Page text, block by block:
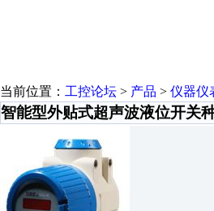
当前位置： 工控论坛 > 产品 > 仪器仪
智能型外贴式超声波液位开关